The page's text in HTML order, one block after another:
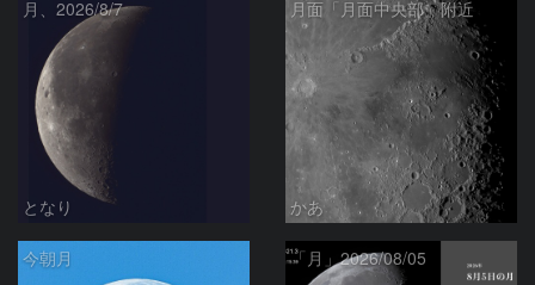
月、2026/8/7
となり
月面「月面中央部」附近
かあ
今朝月 「月」2026/08/05